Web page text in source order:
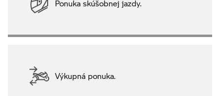
Ponuka skúšobnej jazdy.
Výkupná ponuka.